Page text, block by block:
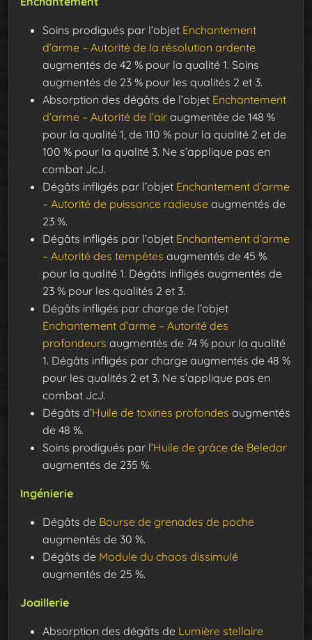
Soins prodigués par l’objet Enchantement
d’arme – Autorité de la résolution ardente
augmentés de 42 % pour la qualité 1. Soins
augmentés de 23 % pour les qualités 2 et 3.
Absorption des dégâts de l’objet Enchantement
d’arme – Autorité de l’air augmentée de 148 %
pour la qualité 1, de 110 % pour la qualité 2 et de
100 % pour la qualité 3. Ne s’applique pas en
combat JcJ.
Dégâts infligés par l’objet Enchantement d’arme
– Autorité de puissance radieuse augmentés de
23 %.
Dégâts infligés par l’objet Enchantement d’arme
– Autorité des tempêtes augmentés de 45 %
pour la qualité 1. Dégâts infligés augmentés de
23 % pour les qualités 2 et 3.
Dégâts infligés par charge de l’objet
Enchantement d’arme – Autorité des
profondeurs augmentés de 74 % pour la qualité
1. Dégâts infligés par charge augmentés de 48 %
pour les qualités 2 et 3. Ne s’applique pas en
combat JcJ.
Dégâts d’Huile de toxines profondes augmentés
de 48 %.
Soins prodigués par l’Huile de grâce de Beledar
augmentés de 235 %.
Ingénierie
Dégâts de Bourse de grenades de poche
augmentés de 30 %.
Dégâts de Module du chaos dissimulé
augmentés de 25 %.
Joaillerie
Absorption des dégâts de Lumière stellaire